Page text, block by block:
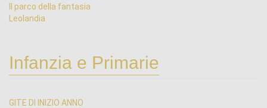
Il parco della fantasia
Leolandia
Infanzia e Primarie
GITE DI INIZIO ANNO